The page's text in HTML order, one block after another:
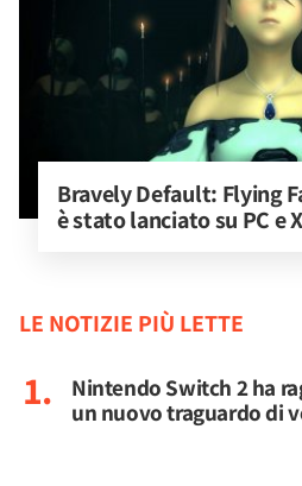
Bravely Default: Flying
è stato lanciato su PC e
LE NOTIZIE PIÙ LETTE
Nintendo Switch 2 ha
un nuovo traguardo di